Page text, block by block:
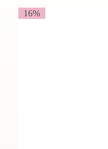
16%